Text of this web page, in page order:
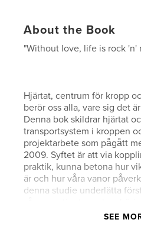
About the Book
"Without love, life is rock 'n'
Hjärtat, centrum för kropp
berör oss alla, vare sig det
Denna bok skildrar hjärtat
transportsystem i kroppen
projektarbete som pågått
2009. Syftet är att via
praktik, kunna betona hur
är och hur våra vanor
denna studie underlätta
söker kunskap - för SEE